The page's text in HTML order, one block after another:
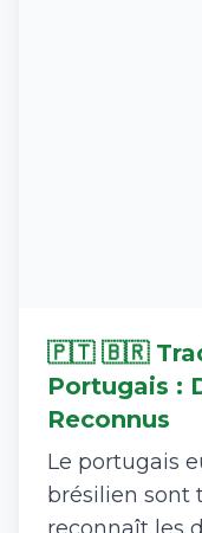
🇵🇹 🇧🇷
Portugais :
Reconnus
Le portugais
brésilien sont